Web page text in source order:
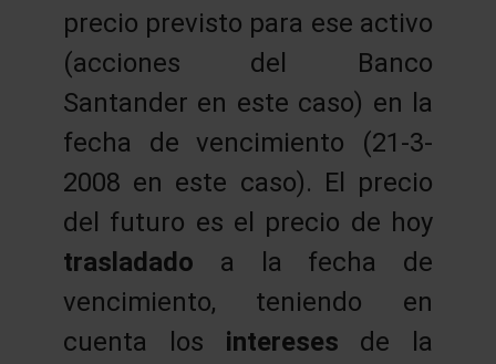
precio previsto para ese activo
(acciones del Banco
Santander en este caso) en la
fecha de vencimiento (21-3-
2008 en este caso). El precio
del futuro es el precio de hoy
trasladado a la fecha de
vencimiento, teniendo en
cuenta los intereses de la